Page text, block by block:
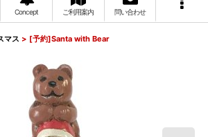
Concept ご利用案内 問い合わせ
マス > [予約]Santa with Bear